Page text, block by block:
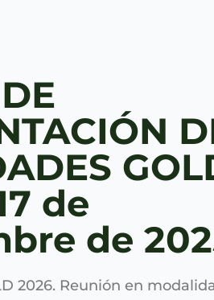
de
de
2026. Reunión en